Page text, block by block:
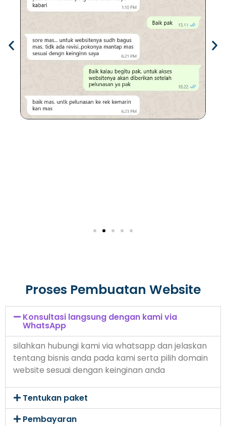
Proses Pembuatan Website
Konsultasi langsung dengan kami via
WhatsApp
silahkan hubungi kami via whatsapp dan jelaskan
tentang bisnis anda pada kami serta pilih domain
website sesuai dengan keinginan anda
Tentukan paket
Pembayaran